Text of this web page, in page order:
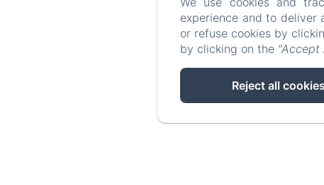
experience and to deliver
or refuse cookies by
by clicking on the "Accept
Reject all cookies